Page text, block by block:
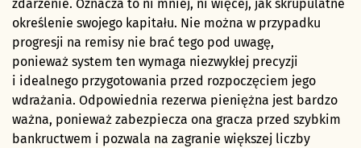
zdarzenie. Oznacza to ni mniej, ni więcej, jak skrupulatne
określenie swojego kapitału. Nie można w przypadku
progresji na remisy nie brać tego pod uwagę,
ponieważ system ten wymaga niezwykłej precyzji
i idealnego przygotowania przed rozpoczęciem jego
wdrażania. Odpowiednia rezerwa pieniężna jest bardzo
ważna, ponieważ zabezpiecza ona gracza przed szybkim
bankructwem i pozwala na zagranie większej liczby